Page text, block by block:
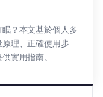
？本文基於個人多
理、正確使用步
實用指南。